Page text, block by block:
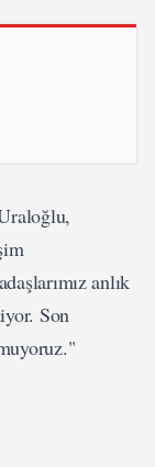
anlık
Son